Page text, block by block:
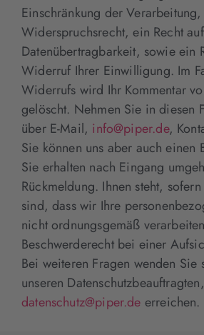
Einschränkung der
Widerspruchsrecht, ein Recht auf
Datenübertragbarkeit, sowie ein
Widerruf Ihrer Einwilligung. Im
Widerrufs wird Ihr Kommentar
gelöscht. Nehmen Sie in diesen
über E-Mail, info@piper.de,
Sie können uns aber auch einen
Sie erhalten nach Eingang
Rückmeldung. Ihnen steht,
sind, dass wir Ihre
nicht ordnungsgemäß
Beschwerderecht bei einer
Bei weiteren Fragen wenden Sie
unseren
datenschutz@piper.de erreichen.